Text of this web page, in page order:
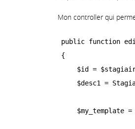
Mon controller qui
public function
{
$id =
$desc1 =
$my_template =